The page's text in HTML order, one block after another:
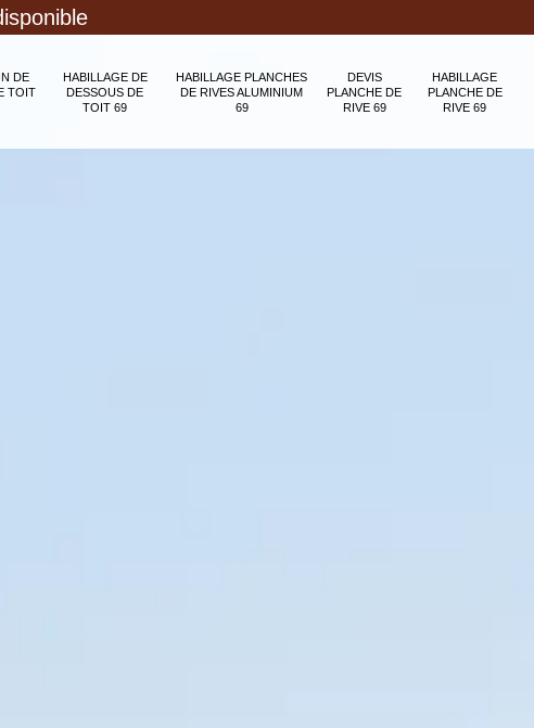
DE
TOIT
HABILLAGE DE
DESSOUS DE
TOIT 69
HABILLAGE PLANCHES
DE RIVES ALUMINIUM
69
DEVIS
PLANCHE DE
RIVE 69
HABILLAGE
PLANCHE DE
RIVE 69